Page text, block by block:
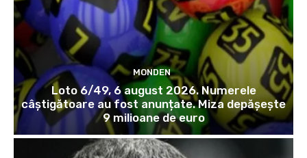
MONDEN
Loto 6/49, 6 august 2026. Numerele
câștigătoare au fost anunțate. Miza depășește
9 milioane de euro